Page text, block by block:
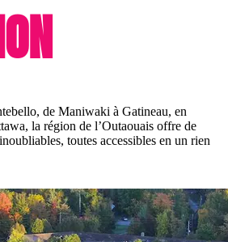
de Maniwaki à Gatineau, en
la région de l’Outaouais offre de
toutes accessibles en un rien